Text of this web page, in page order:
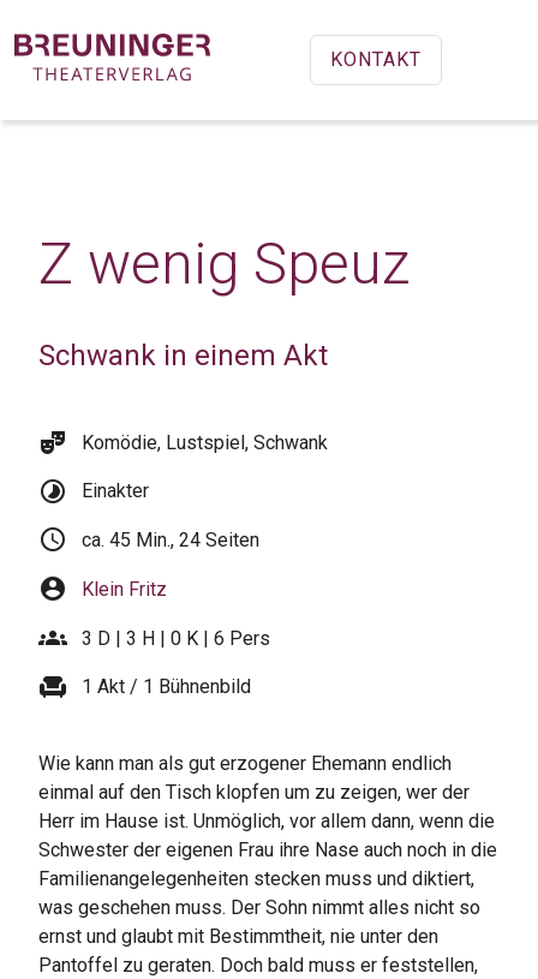
KONTAKT
Z wenig Speuz
Schwank in einem Akt
theater_comedy Komödie, Lustspiel, Schwank
timelapse Einakter
schedule ca. 45 Min., 24 Seiten
account_circle Klein Fritz
groups 3 D | 3 H | 0 K | 6 Pers
chair 1 Akt / 1 Bühnenbild
Wie kann man als gut erzogener Ehemann endlich
einmal auf den Tisch klopfen um zu zeigen, wer der
Herr im Hause ist. Unmöglich, vor allem dann, wenn die
Schwester der eigenen Frau ihre Nase auch noch in die
Familienangelegenheiten stecken muss und diktiert,
was geschehen muss. Der Sohn nimmt alles nicht so
ernst und glaubt mit Bestimmtheit, nie unter den
Pantoffel zu geraten. Doch bald muss er feststellen,